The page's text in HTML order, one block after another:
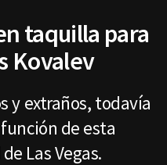
taquilla para
Kovalev
y extraños, todavía
de esta
Las Vegas.